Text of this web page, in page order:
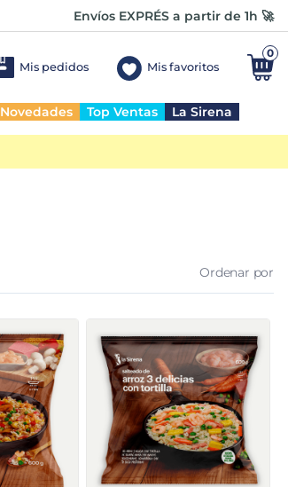
Envíos EXPRÉS a partir de 1h 🚀
Mis pedidos Mis favoritos
0
Novedades Top Ventas La Sirena
Ordenar por